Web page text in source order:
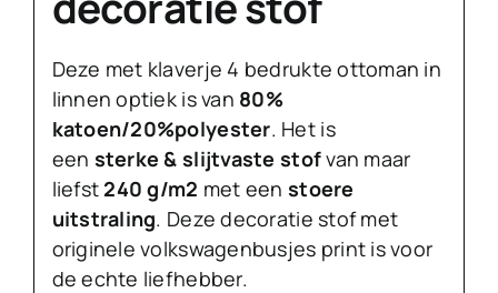
Deze met klaverje 4 bedrukte ottoman in
linnen optiek is van 80%
katoen/20%polyester. Het is
een sterke & slijtvaste stofvan maar
liefst 240 g/m2 met een stoere
uitstraling. Deze decoratie stof met
originele volkswagenbusjes print is voor
de echte liefhebber.